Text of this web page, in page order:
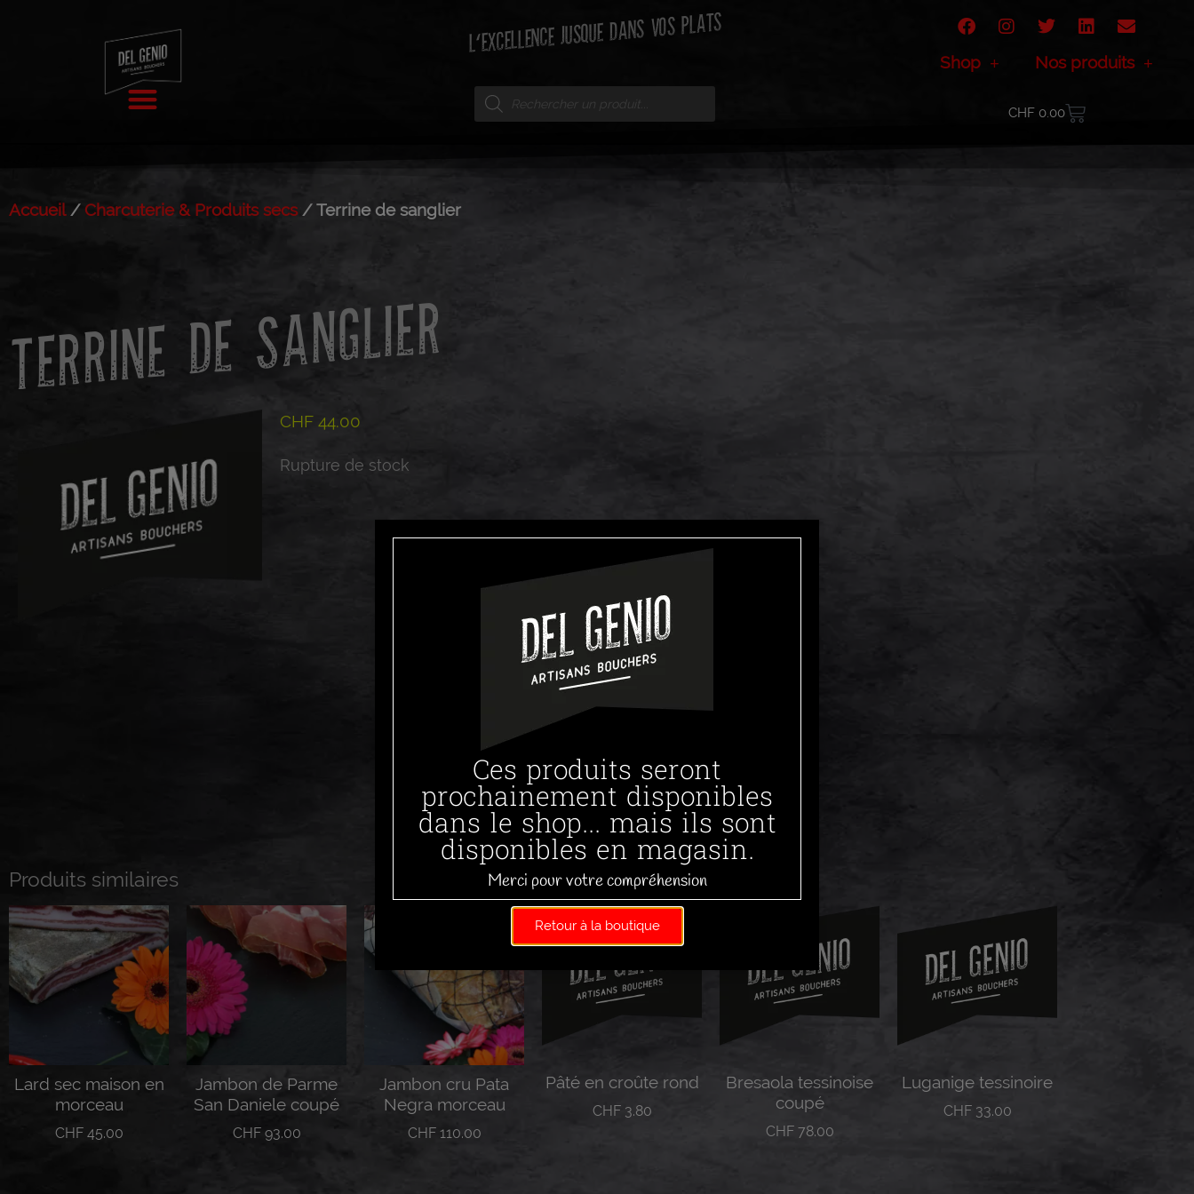
L'EXCELLENCE JUSQUE DANS VOS PLATS
Shop Nos produits
CHF0.00
Accueil/ Charcuterie & Produits secs/ Terrine de sanglier
TERRINE DE SANGLIER
CHF 44.00
Rupture de stock
Produits similaires
Lard sec maison en
morceau
CHF45.00
Jambon de Parme
San Daniele coupé
CHF93.00
Jambon cru Pata
Negra morceau
CHF110.00
Pâté en croûte rond
CHF3.80
Bresaola tessinoise
coupé
CHF78.00
Luganige tessinoire
CHF33.00
Ces produits seront
prochainement disponibles
dans le shop... mais ils sont
disponibles en magasin.
Merci pour votre compréhension
Retour à la boutique